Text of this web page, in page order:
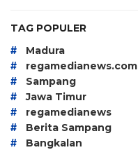
TAG POPULER
# Madura
# regamedianews.com
# Sampang
# Jawa Timur
# regamedianews
# Berita Sampang
#
Bangkalan